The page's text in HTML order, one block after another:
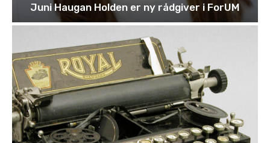
Juni Haugan Holden er ny rådgiver i ForUM